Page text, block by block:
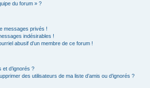
du forum » ?
messages privés !
indésirables !
abusif d’un membre de ce forum !
et d’ignorés ?
des utilisateurs de ma liste d’amis ou d’ignorés ?